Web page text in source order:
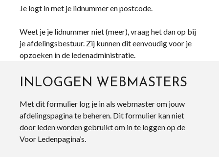
Je logt in met je lidnummer en postcode.
Weet je je lidnummer niet (meer), vraag het dan op bij
je afdelingsbestuur. Zij kunnen dit eenvoudig voor je
opzoeken in de ledenadministratie.
INLOGGEN WEBMASTERS
Met dit formulier log je in als webmaster om jouw
afdelingspagina te beheren. Dit formulier kan niet
door leden worden gebruikt om in te loggen op de
Voor Ledenpagina’s.